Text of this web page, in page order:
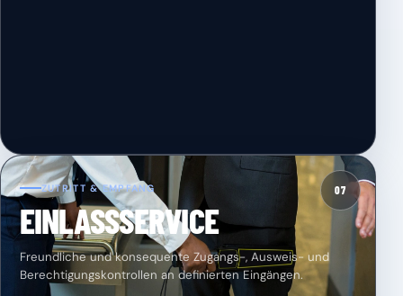
07
ZUTRITT & EMPFANG
EINLASSSERVICE
Freundliche und konsequente Zugangs-, Ausweis- und
Berechtigungskontrollen an definierten Eingängen.